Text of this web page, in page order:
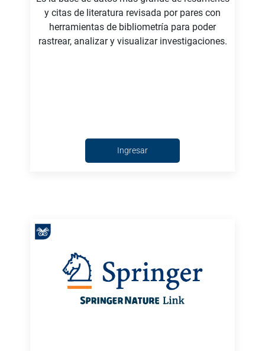
y citas de literatura revisada por pares con
herramientas de bibliometría para poder
rastrear, analizar y visualizar investigaciones.
Ingresar